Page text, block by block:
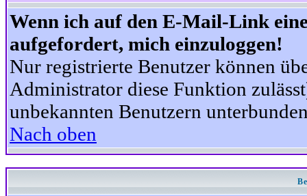
Wenn ich auf den E-Mail-Link
aufgefordert, mich einzuloggen!
Nur registrierte Benutzer können
Administrator diese Funktion
unbekannten Benutzern
Nach oben